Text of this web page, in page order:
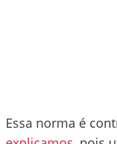
Essa norma é